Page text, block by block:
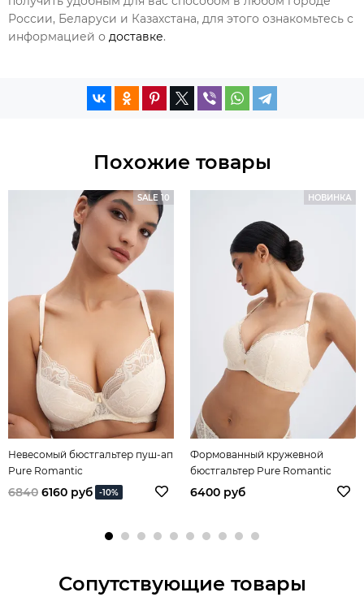
России, Беларуси и Казахстана, для этого ознакомьтесь с
информацией о доставке.
Похожие товары
SALE 10
Невесомый бюстгальтер пуш-ап
Pure Romantic
6840 6160 руб -10%
НОВИНКА
Формованный кружевной
бюстгальтер Pure Romantic
6400 руб
Сопутствующие товары